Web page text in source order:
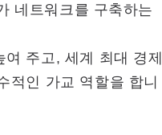
네트워크를 구축하는
주고, 세계 최대 경제
적인 가교 역할을 합니